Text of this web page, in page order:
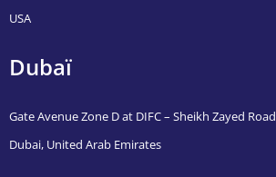
USA
Dubaï
Gate Avenue Zone D at DIFC – Sheikh Zayed Road
Dubai, United Arab Emirates